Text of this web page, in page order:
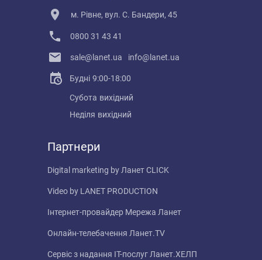
м. Рівне, вул. С. Бандери, 45
0800 31 43 41
sale@lanet.ua info@lanet.ua
Будні 9:00-18:00
Субота вихідний
Неділя вихідний
Партнери
Digital marketing by Ланет CLICK
Video by LANET PRODUCTION
Інтернет-провайдер Мережа Ланет
Онлайн-телебачення Ланет.TV
Сервіс з надання IT-послуг Ланет.ХЕЛП